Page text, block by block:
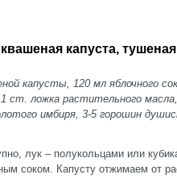
капуста,
капусты, 120 мл яблочного
ст. ложка растительного
имбиря, 3-5 горошин
лук – полукольцами или
соком. Капусту отжимаем от